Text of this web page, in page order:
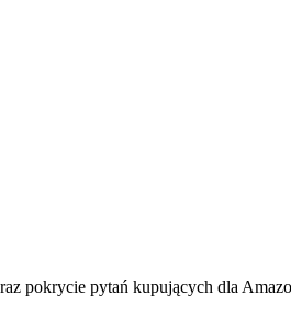
pokrycie pytań kupujących dla